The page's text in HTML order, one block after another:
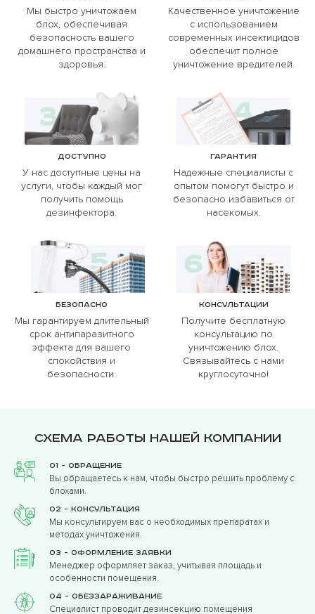
Мы быстро уничтожаем
блох, обеспечивая
безопасность вашего
домашнего пространства и
здоровья.
Качественное уничтожение
с использованием
современных инсектицидов
обеспечит полное
уничтожение вредителей.
Доступно
У нас доступные цены на
услуги, чтобы каждый мог
получить помощь
дезинфектора.
Гарантия
Надежные специалисты с
опытом помогут быстро и
безопасно избавиться от
насекомых.
Безопасно
Мы гарантируем длительный
срок антипаразитного
эффекта для вашего
спокойствия и
безопасности.
Консультации
Получите бесплатную
консультацию по
уничтожению блох.
Связывайтесь с нами
круглосуточно!
Схема работы нашей компании
01 - Обращение
Вы обращаетесь к нам, чтобы быстро решить проблему с
блохами.
02 - Консультация
Мы консультируем вас о необходимых препаратах и
методах уничтожения.
03 - Оформление заявки
Менеджер оформляет заказ, учитывая площадь и
особенности помещения.
04 - Обеззараживание
Специалист проводит дезинсекцию помещения